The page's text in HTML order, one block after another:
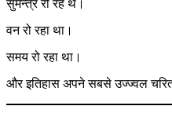
सुमन्त्र रो रहे थे।
वन रो रहा था।
समय रो रहा था।
और इतिहास अपने सबसे उज्ज्वल